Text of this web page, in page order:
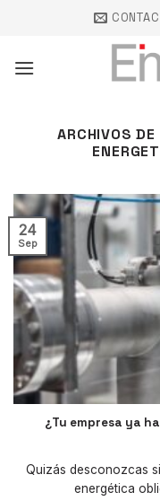
ARCHIVOS
¿Tu empresa ya
Quizás desconozcas
energética
24
Sep